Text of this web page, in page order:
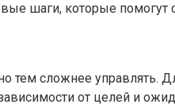
шаги, которые помогут
сложнее управлять.
от целей и